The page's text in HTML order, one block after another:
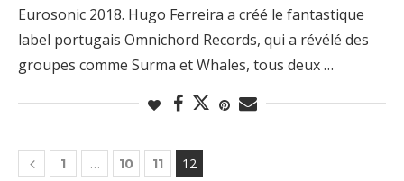
Eurosonic 2018. Hugo Ferreira a créé le fantastique
label portugais Omnichord Records, qui a révélé des
groupes comme Surma et Whales, tous deux …
1 … 10 11 12